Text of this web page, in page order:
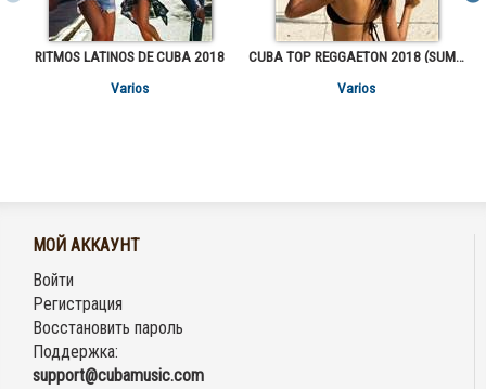
RITMOS LATINOS DE CUBA 2018
Varios
CUBA TOP REGGAETON 2018 (SUMMER HITS)
Varios
МОЙ АККАУНТ
Войти
Регистрация
Восстановить пароль
Поддержка:
support@cubamusic.com